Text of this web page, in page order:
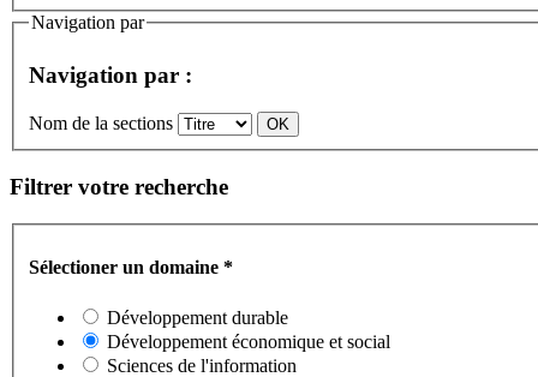
Navigation par
Navigation par :
Nom de la sections
Filtrer votre recherche
Sélectioner un domaine *
Développement durable
Développement économique et social
Sciences de l'information